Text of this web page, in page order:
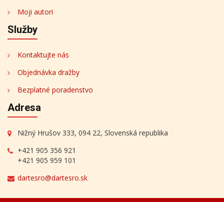
Moji autori
Služby
Kontaktujte nás
Objednávka dražby
Bezplatné poradenstvo
Adresa
Nižný Hrušov 333, 094 22, Slovenská republika
+421 905 356 921
+421 905 959 101
dartesro@dartesro.sk